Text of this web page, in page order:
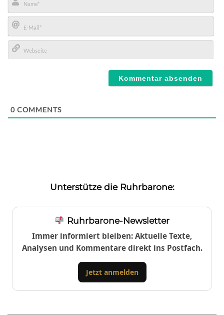
Name*
E-
Mail*
0 COMMENTS
Unterstütze die Ruhrbarone:
Ruhrbarone-Newsletter
Immer informiert bleiben: Aktuelle Texte,
Analysen und Kommentare direkt ins Postfach.
Jetzt anmelden